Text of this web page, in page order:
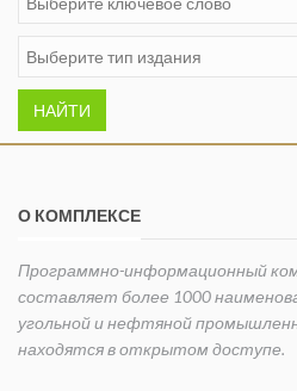
НАЙТИ
О КОМПЛЕКСЕ
Программно-информационный
составляет более 1000
угольной и нефтяной
находятся в открытом доступе.